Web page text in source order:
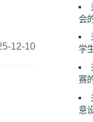
12-10
会
学
赛
意